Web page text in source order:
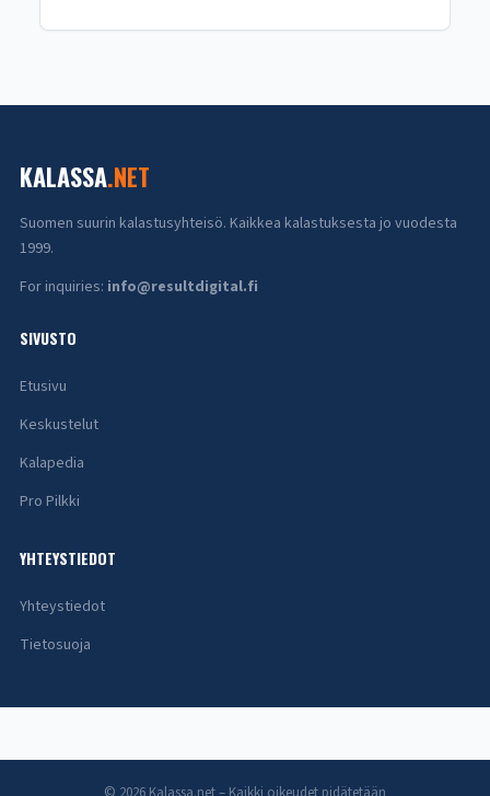
KALASSA.NET
Suomen suurin kalastusyhteisö. Kaikkea kalastuksesta jo vuodesta
1999.
For inquiries: info@resultdigital.fi
SIVUSTO
Etusivu
Keskustelut
Kalapedia
Pro Pilkki
YHTEYSTIEDOT
Yhteystiedot
Tietosuoja